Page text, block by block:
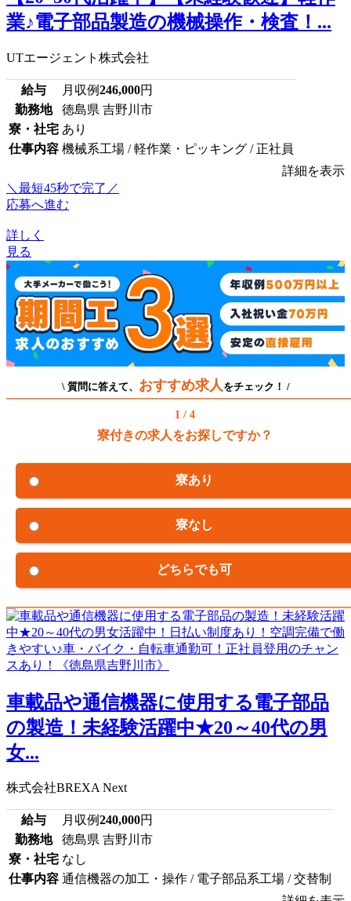
業♪電子部品製造の機械操作・検査！...
UTエージェント株式会社
給与 月収例246,000円
勤務地
徳島県 吉野川市
寮・社宅 あり
仕事内容 機械系工場 / 軽作業・ピッキング / 正社員
詳細を表示
＼最短45秒で完了／
応募へ進む
詳しく
見る
\ 質問に答えて、 おすすめ求人 をチェック！ /
1 / 4
寮付きの求人をお探しですか？
寮あり
寮なし
どちらでも可
車載品や通信機器に使用する電子部品
の製造！未経験活躍中★20～40代の男
女...
株式会社BREXA Next
給与 月収例240,000円
勤務地
徳島県 吉野川市
寮・社宅 なし
仕事内容 通信機器の加工・操作 / 電子部品系工場 / 交替制